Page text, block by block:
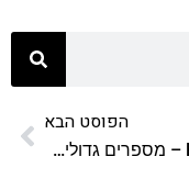
הפוסט הבא
ES2020 – מספרים גדולים בג'אווהסקריפט